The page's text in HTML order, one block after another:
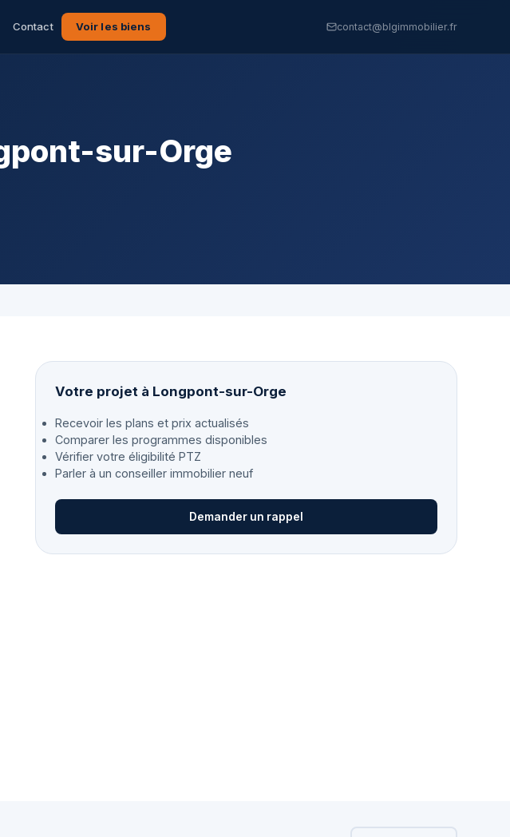
Contact Voir les biens contact@blgimmobilier.fr
sur-Orge
Votre projet à Longpont-sur-Orge
Recevoir les plans et prix actualisés
Comparer les programmes disponibles
Vérifier votre éligibilité PTZ
Parler à un conseiller immobilier neuf
Demander un rappel